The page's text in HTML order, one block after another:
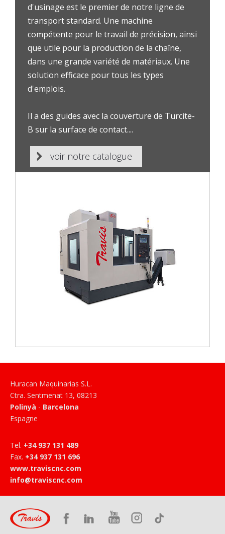
voir notre catalogue
d'usinage est le premier de notre ligne de
transport standard. Une machine
compétente pour le travail de précision, ainsi
que utile pour la production de la chaîne,
dans une grande variété de matériaux. Une
solution efficace pour tous les types
d'emplois.
Il a des guides avec la couverture de Turcite-
B sur la surface de contact....
Huracan Maquinarias S.L.
Ctra. Sentmenat 13, 08213
Polinyà - Barcelona
Espagne
Tel. +34 937 131 489
Fax. +34 937 131 696
www.traviscnc.com
info@traviscnc.com